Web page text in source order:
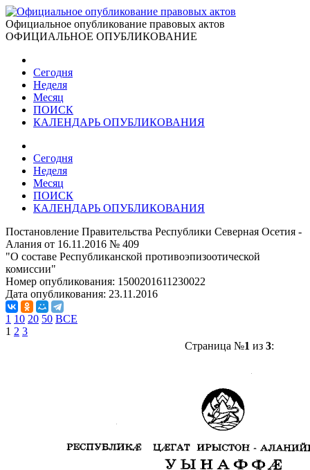
Официальное опубликование правовых актов
ОФИЦИАЛЬНОЕ ОПУБЛИКОВАНИЕ
Сегодня
Неделя
Месяц
ПОИСК
КАЛЕНДАРЬ ОПУБЛИКОВАНИЯ
Сегодня
Неделя
Месяц
ПОИСК
КАЛЕНДАРЬ ОПУБЛИКОВАНИЯ
Постановление Правительства Республики Северная Осетия -
Алания от 16.11.2016 № 409
"О составе Республиканской противоэпизоотической
комиссии"
Номер опубликования: 1500201611230022
Дата опубликования: 23.11.2016
1 10 20 50 ВСЕ
1 2 3
Страница №1 из 3: